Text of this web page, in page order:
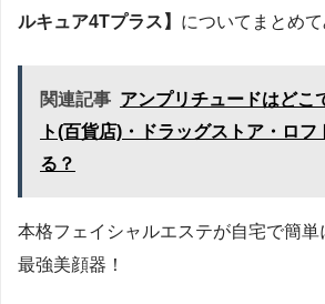
ルキュア4Tプラス】 についてまとめて
関連記事 アンプリチュードはどこ
ト(百貨店)・ドラッグストア・ロ
る？
本格フェイシャルエステが自宅で簡単
最強美顔器！